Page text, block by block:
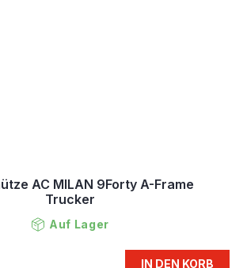
AC MILAN 9Forty A-Frame
Trucker
Auf Lager
IN DEN KORB